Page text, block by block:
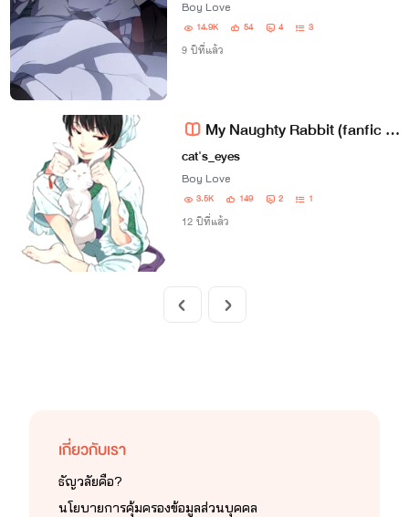
Boy Love
14.9K 54 4 3
9 ปีที่แล้ว
My Naughty Rabbit (fanfic : Hoozuki no Reitetsu)
cat's_eyes
Boy Love
3.5K 149 2 1
12 ปีที่แล้ว
เกี่ยวกับเรา
ธัญวลัยคือ?
นโยบายการคุ้มครองข้อมูลส่วนบุคคล